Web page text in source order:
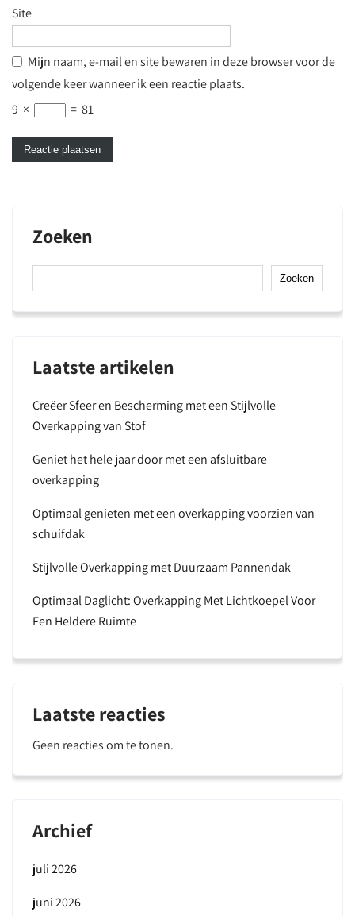
Site
Mijn naam, e-mail en site bewaren in deze browser voor de
volgende keer wanneer ik een reactie plaats.
9 × = 81
Zoeken
Zoeken
Laatste artikelen
Creëer Sfeer en Bescherming met een Stijlvolle
Overkapping van Stof
Geniet het hele jaar door met een afsluitbare
overkapping
Optimaal genieten met een overkapping voorzien van
schuifdak
Stijlvolle Overkapping met Duurzaam Pannendak
Optimaal Daglicht: Overkapping Met Lichtkoepel Voor
Een Heldere Ruimte
Laatste reacties
Geen reacties om te tonen.
Archief
juli 2026
juni 2026